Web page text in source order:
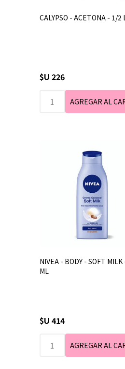
CALYPSO - ACETONA - 1/2
$U 226
NIVEA - BODY - SOFT MILK
ML
$U 414